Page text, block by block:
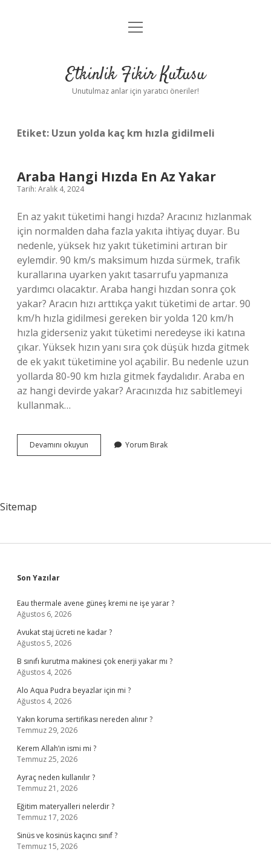
Anasayfa
Yasal Uyarı
menüyü
Etkinlik Fikir Kutusu
Unutulmaz anlar için yaratıcı öneriler!
Etiket: Uzun yolda kaç km hızla gidilmeli
Araba Hangi Hızda En Az Yakar
Tarih: Aralık 4, 2024
En az yakıt tüketimi hangi hızda? Aracınız hızlanmak
için normalden daha fazla yakıta ihtiyaç duyar. Bu
nedenle, yüksek hız yakıt tüketimini artıran bir
eylemdir. 90 km/s maksimum hızda sürmek, trafik
kurallarına uyarken yakıt tasarrufu yapmanıza
yardımcı olacaktır. Araba hangi hızdan sonra çok
yakar? Aracın hızı arttıkça yakıt tüketimi de artar. 90
km/h hızla gidilmesi gereken bir yolda 120 km/h
hızla giderseniz yakıt tüketimi neredeyse iki katına
çıkar. Yüksek hızın yanı sıra çok düşük hızda gitmek
de ek yakıt tüketimine yol açabilir. Bu nedenle uzun
yollarda 80-90 km hızla gitmek faydalıdır. Araba en
az hangi devirde yakar? Aracınızda hız sabitlemeyi
kullanmak…
Devamını okuyun
Hangi
Yorum Bırak
Sitemap
Sidebar
Son Yazılar
Eau thermale avene güneş kremi ne işe yarar ?
Ağustos 6, 2026
Avukat staj ücreti ne kadar ?
Ağustos 5, 2026
B sınıfı kurutma makinesi çok enerji yakar mı ?
Ağustos 4, 2026
Alo Aqua Pudra beyazlar için mi ?
Ağustos 4, 2026
Yakın koruma sertifikası nereden alınır ?
Temmuz 29, 2026
Kerem Allah’ın ismi mi ?
Temmuz 25, 2026
Ayraç neden kullanılır ?
Temmuz 21, 2026
Eğitim materyalleri nelerdir ?
Temmuz 17, 2026
Sinüs ve kosinüs kaçıncı sınıf ?
Temmuz 15, 2026